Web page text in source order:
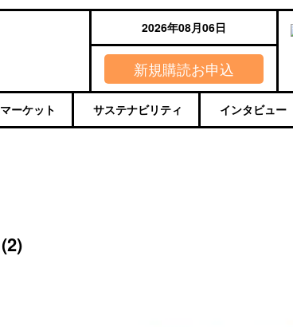
2026年08月06日
新規購読お申込
マーケット サステナビリティ インタビュー